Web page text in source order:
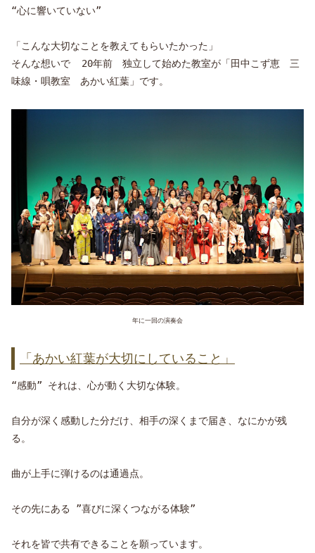
“心に響いていない”
「こんな大切なことを教えてもらいたかった」
そんな想いで 20年前 独立して始めた教室が「田中こず恵 三
味線・唄教室 あかい紅葉」です。
年に一回の演奏会
「あかい紅葉が大切にしていること」
“感動” それは、心が動く大切な体験。
自分が深く感動した分だけ、相手の深くまで届き、なにかが残
る。
曲が上手に弾けるのは通過点。
その先にある ”喜びに深くつながる体験”
それを皆で共有できることを願っています。